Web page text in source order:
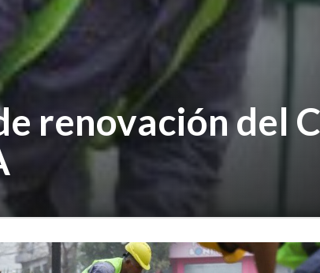
renovación del